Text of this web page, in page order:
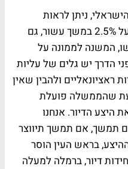
ניתן לראות
שהממוצע העלייה השנתי עמד על 2.5% במשך עשור, גם
המשנה לממונה על
הדרך יש גלים של עליות
ראציונאליים ולהבין שאין
שהממשלה פועלת
היצע הדיור. אנחנו
תמשך, אם תמשך תיווצר
בראש העין הוסר
להקמת למעלה מ-4,000 יחידות דיור, ברמלה למעלה